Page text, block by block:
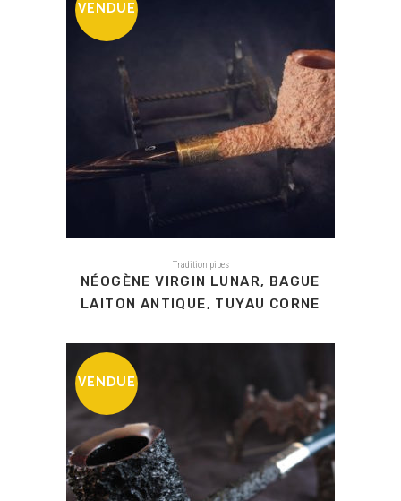
VENDUE
Tradition pipes
NÉOGÈNE VIRGIN LUNAR, BAGUE
LAITON ANTIQUE, TUYAU CORNE
VENDUE